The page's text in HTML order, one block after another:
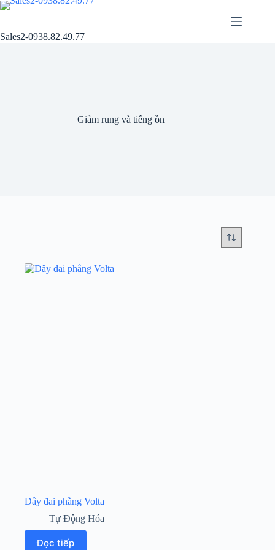
Chuyển
nội
Sales2-0938.82.49.77
Giảm rung và tiếng ồn
Dây đai phẳng Volta
Tự Động Hóa
Đọc tiếp